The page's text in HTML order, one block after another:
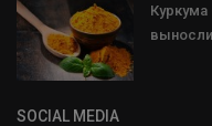
SOCIAL MEDIA